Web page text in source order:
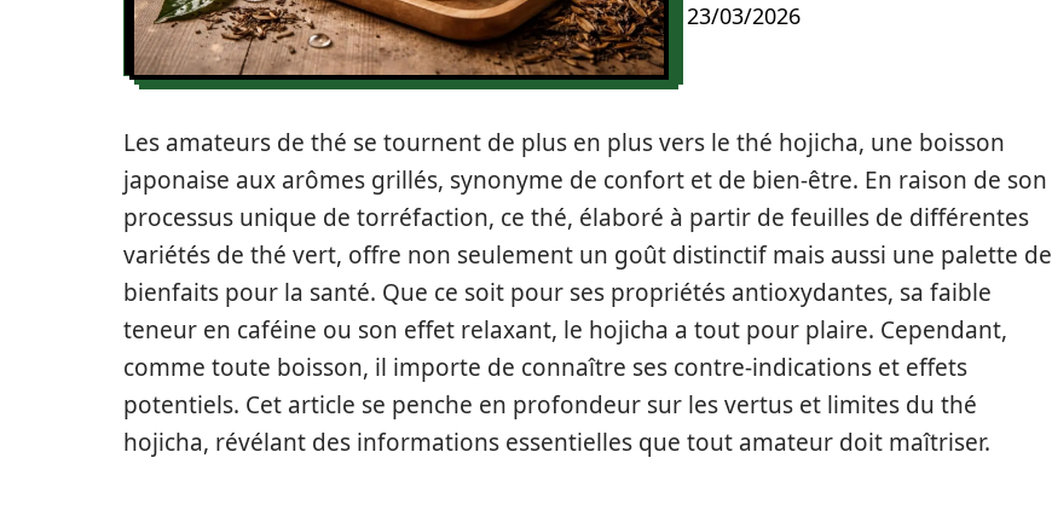
23/03/2026
Les amateurs de thé se tournent de plus en plus vers le thé hojicha, une boisson
japonaise aux arômes grillés, synonyme de confort et de bien-être. En raison de son
processus unique de torréfaction, ce thé, élaboré à partir de feuilles de différentes
variétés de thé vert, offre non seulement un goût distinctif mais aussi une palette de
bienfaits pour la santé. Que ce soit pour ses propriétés antioxydantes, sa faible
teneur en caféine ou son effet relaxant, le hojicha a tout pour plaire. Cependant,
comme toute boisson, il importe de connaître ses contre-indications et effets
potentiels. Cet article se penche en profondeur sur les vertus et limites du thé
hojicha, révélant des informations essentielles que tout amateur doit maîtriser.